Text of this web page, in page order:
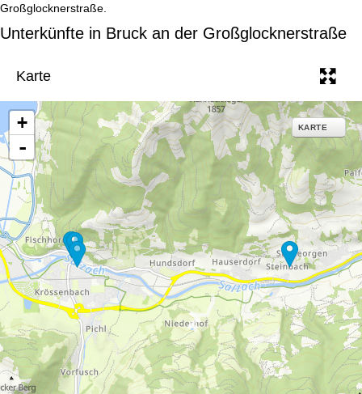
Großglocknerstraße.
Unterkünfte in Bruck an der Großglocknerstraße
Karte
+
-
KARTE